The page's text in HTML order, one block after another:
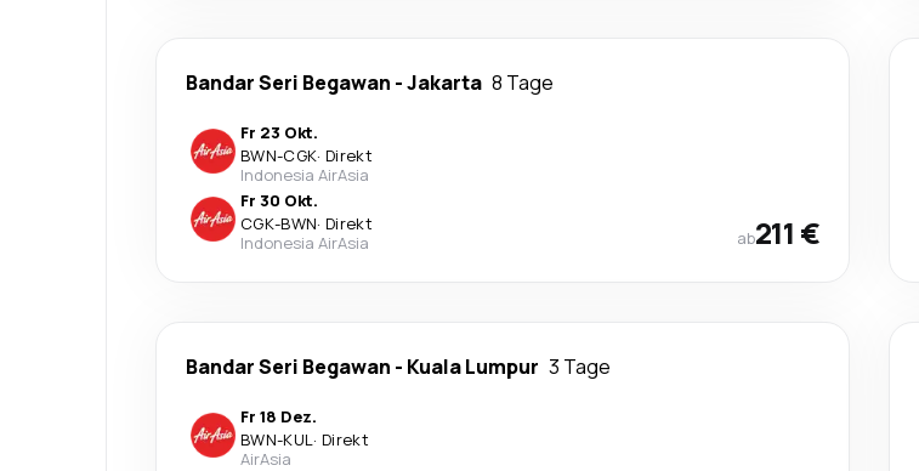
Bandar Seri Begawan -Jakarta 8 Tage
Fr 23 Okt.
BWN-CGK· Direkt
Indonesia AirAsia
Fr 30 Okt.
CGK-BWN· Direkt
Indonesia AirAsia
ab211 €
Bandar Seri Begawan - Kuala Lumpur 3 Tage
Fr 18 Dez.
BWN-KUL· Direkt
AirAsia